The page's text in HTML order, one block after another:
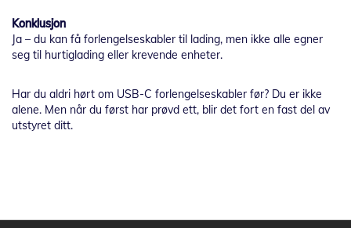
Konklusjon
Ja – du kan få forlengelseskabler til lading, men ikke alle egner
seg til hurtiglading eller krevende enheter.
Har du aldri hørt om USB-C forlengelseskabler før? Du er ikke
alene. Men når du først har prøvd ett, blir det fort en fast del av
utstyret ditt.